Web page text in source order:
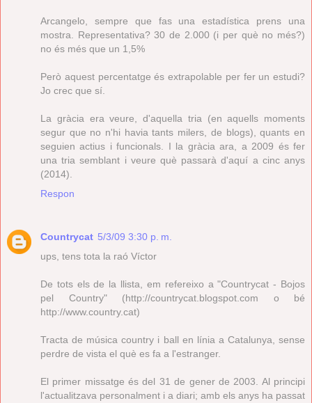
Arcangelo, sempre que fas una estadística prens una
mostra. Representativa? 30 de 2.000 (i per què no més?)
no és més que un 1,5%
Però aquest percentatge és extrapolable per fer un estudi?
Jo crec que sí.
La gràcia era veure, d'aquella tria (en aquells moments
segur que no n'hi havia tants milers, de blogs), quants en
seguien actius i funcionals. I la gràcia ara, a 2009 és fer
una tria semblant i veure què passarà d'aquí a cinc anys
(2014).
Respon
Countrycat 5/3/09 3:30 p. m.
ups, tens tota la raó Víctor
De tots els de la llista, em refereixo a "Countrycat - Bojos
pel Country" (http://countrycat.blogspot.com o bé
http://www.country.cat)
Tracta de música country i ball en línia a Catalunya, sense
perdre de vista el què es fa a l'estranger.
El primer missatge és del 31 de gener de 2003. Al principi
l'actualitzava personalment i a diari; amb els anys ha passat